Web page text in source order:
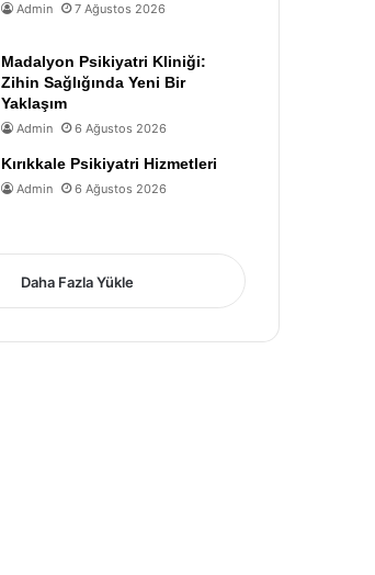
Admin 7 Ağustos 2026
Madalyon Psikiyatri Kliniği:
Zihin Sağlığında Yeni Bir
Yaklaşım
Admin 6 Ağustos 2026
Kırıkkale Psikiyatri Hizmetleri
Admin 6 Ağustos 2026
Daha Fazla Yükle